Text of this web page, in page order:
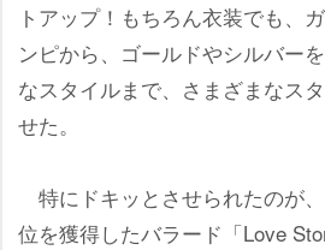
トアップ！もちろん衣装でも、
ンピから、ゴールドやシルバー
なスタイルまで、さまざまなス
せた。
特にドキッとさせられたのが
位を獲得したバラード「Love